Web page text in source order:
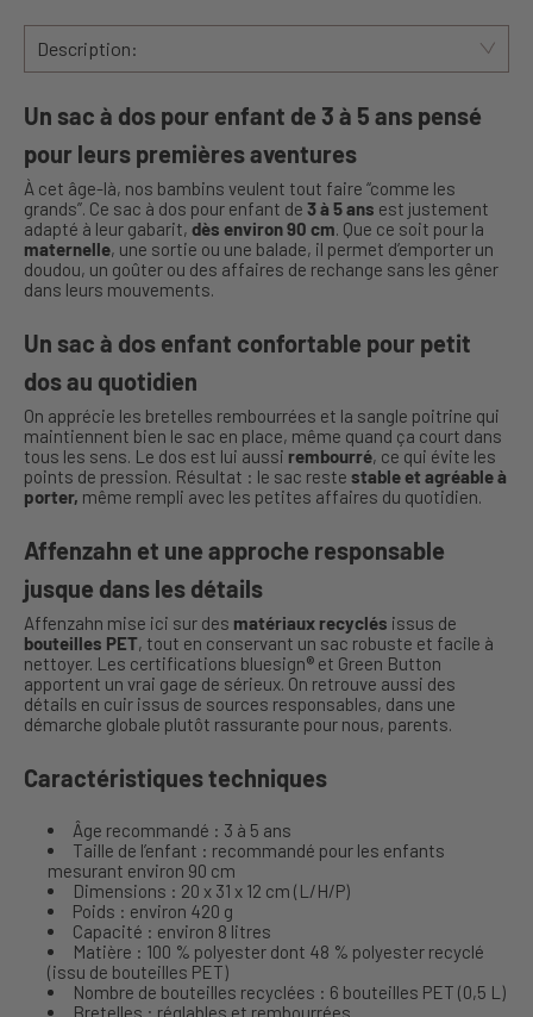
Description:
Un sac à dos pour enfant de 3 à 5 ans pensé
pour leurs premières aventures
À cet âge-là, nos bambins veulent tout faire “comme les
grands”. Ce sac à dos pour enfant de 3 à 5 ans est justement
adapté à leur gabarit, dès environ 90 cm. Que ce soit pour la
maternelle, une sortie ou une balade, il permet d’emporter un
doudou, un goûter ou des affaires de rechange sans les gêner
dans leurs mouvements.
Un sac à dos enfant confortable pour petit
dos au quotidien
On apprécie les bretelles rembourrées et la sangle poitrine qui
maintiennent bien le sac en place, même quand ça court dans
tous les sens. Le dos est lui aussi rembourré, ce qui évite les
points de pression. Résultat : le sac reste stable et agréable à
porter, même rempli avec les petites affaires du quotidien.
Affenzahn et une approche responsable
jusque dans les détails
Affenzahn mise ici sur des matériaux recyclés issus de
bouteilles PET, tout en conservant un sac robuste et facile à
nettoyer. Les certifications bluesign® et Green Button
apportent un vrai gage de sérieux. On retrouve aussi des
détails en cuir issus de sources responsables, dans une
démarche globale plutôt rassurante pour nous, parents.
Caractéristiques techniques
Âge recommandé : 3 à 5 ans
Taille de l’enfant : recommandé pour les enfants
mesurant environ 90 cm
Dimensions : 20 x 31 x 12 cm (L/H/P)
Poids : environ 420 g
Capacité : environ 8 litres
Matière : 100 % polyester dont 48 % polyester recyclé
(issu de bouteilles PET)
Nombre de bouteilles recyclées : 6 bouteilles PET (0,5 L)
Bretelles : réglables et rembourrées